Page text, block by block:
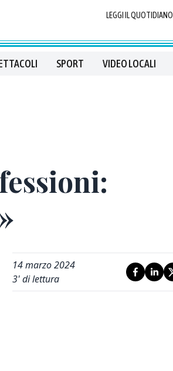
LEGGI IL QUOTIDIANO
SPORT VIDEO LOCALI
14 marzo 2024
3' di lettura